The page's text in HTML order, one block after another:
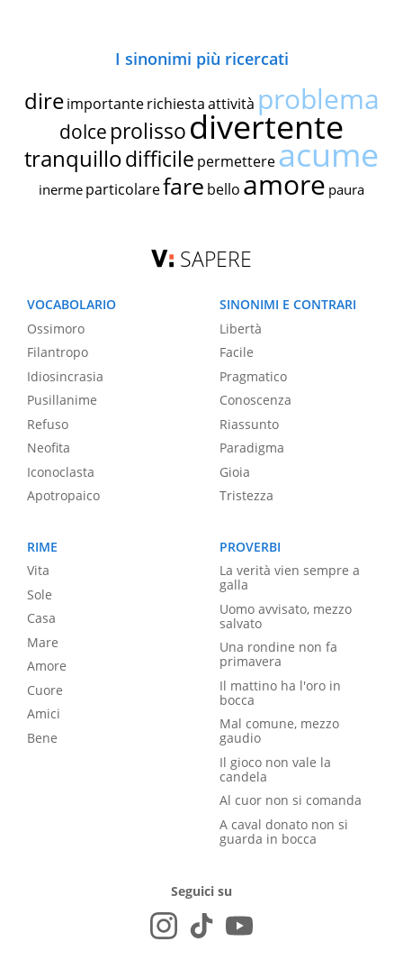
I sinonimi più ricercati
dire importante richiestaattività problema
dolce prolissodivertente
tranquillodifficile permettereacume
inerme particolarefare bello amore paura
SAPERE
VOCABOLARIO
Ossimoro
Filantropo
Idiosincrasia
Pusillanime
Refuso
Neofita
Iconoclasta
Apotropaico
SINONIMI E CONTRARI
Libertà
Facile
Pragmatico
Conoscenza
Riassunto
Paradigma
Gioia
Tristezza
RIME
Vita
Sole
Casa
Mare
Amore
Cuore
Amici
Bene
PROVERBI
La verità vien sempre a
galla
Uomo avvisato, mezzo
salvato
Una rondine non fa
primavera
Il mattino ha l'oro in
bocca
Mal comune, mezzo
gaudio
Il gioco non vale la
candela
Al cuor non si comanda
A caval donato non si
guarda in bocca
Seguici su